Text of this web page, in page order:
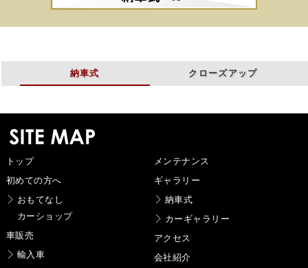
納車式 クローズアップ
トップ
初めての方へ
おもてなし
カーショップ
車販売
輸入車
メンテナンス
ギャラリー
納車式
カーギャラリー
アクセス
会社紹介